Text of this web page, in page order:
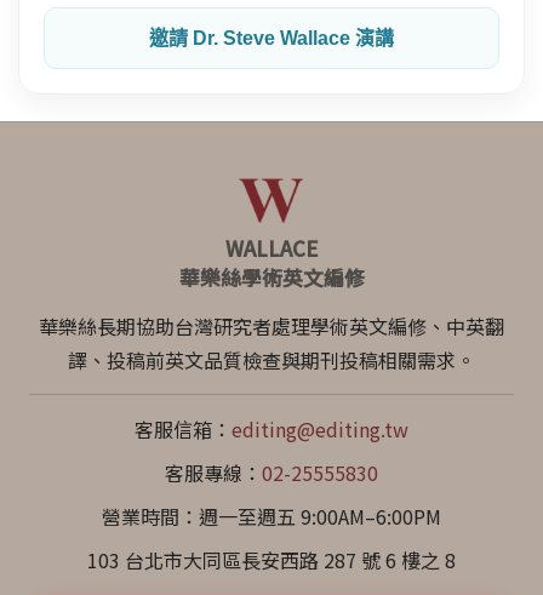
邀請 Dr. Steve Wallace 演講
WALLACE
華樂絲學術英文編修
華樂絲長期協助台灣研究者處理學術英文編修、中英翻
譯、投稿前英文品質檢查與期刊投稿相關需求。
客服信箱： editing@editing.tw
客服專線： 02-25555830
營業時間：週一至週五 9:00AM–6:00PM
103 台北市大同區長安西路 287 號 6 樓之 8